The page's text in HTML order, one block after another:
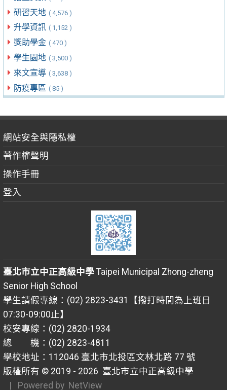
研習天地 ( 4,576 )
升學資訊 ( 1,152 )
獎助學金 ( 470 )
學生園地 ( 3,500 )
來文宣導 ( 3,638 )
防疫專區 ( 85 )
網站安全與隱私權
著作權聲明
操作手冊
登入
臺北市立中正高級中學Taipei Municipal Zhong-zheng
Senior High School
學生請假專線：(02) 2823-3431【撥打時間為上班日
07:30-09:00止】
校安專線：(02) 2820-1934
總 機：(02) 2823-4811
學校地址：112046 臺北市北投區文林北路 77 號
版權所有 © 2019 - 2026 臺北市立中正高級中學
| Powered by NetView